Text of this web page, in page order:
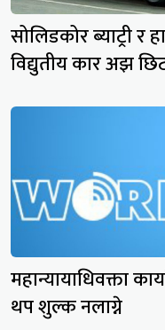
सोलिडकोर ब्याट्री र
विद्युतीय कार अझ
महान्यायाधिवक्ता
थप शुल्क नलाग्ने